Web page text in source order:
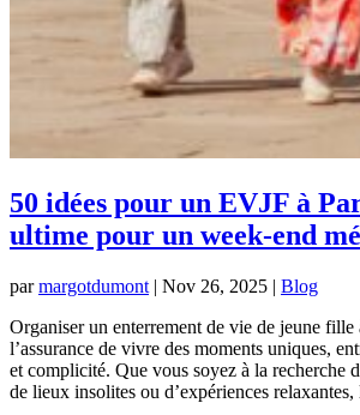
50 idées pour un EVJF à
ultime pour un week-end
parmargotdumont | Nov 26, 2025 | Blog
Organiser un enterrement de vie de jeune fille
l’assurance de vivre des moments uniques,
et complicité. Que vous soyez à la recherche
de lieux insolites ou d’expériences